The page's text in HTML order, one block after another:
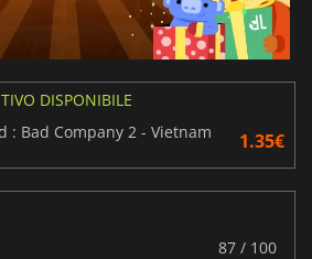
DISPONIBILE
: Bad Company 2 - Vietnam
1.35€
87 / 100